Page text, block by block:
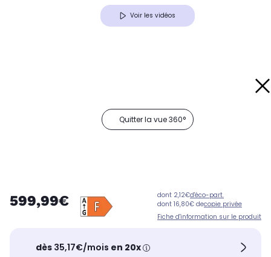
Voir les vidéos
Quitter la vue 360°
599,99€ dont 2,12€d'éco-part.
dont 16,80€ decopie privée
Fiche d'information sur le produit
dès 35,17€/mois en 20x